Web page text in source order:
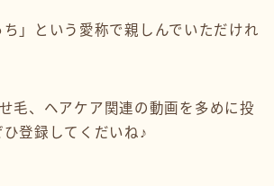
」という愛称で親しんでいただけれ
毛、ヘアケア関連の動画を多めに投
登録してくだいね♪